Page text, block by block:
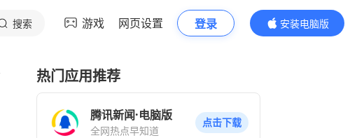
搜索 游戏 网页设置 登录
安装电脑版
内容更精彩
热门应用推荐
腾讯新闻·电脑版
全网热点早知道
点击下载